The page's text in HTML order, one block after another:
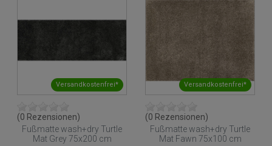
Versandkostenfrei*
(0 Rezensionen)
Fußmatte wash+dry Turtle
Mat Grey 75x200 cm
Versandkostenfrei*
(0 Rezensionen)
Fußmatte wash+dry Turtle
Mat Fawn 75x100 cm